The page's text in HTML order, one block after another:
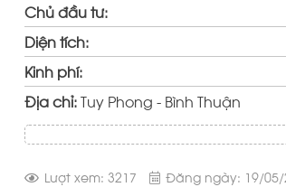
Chủ đầu tư:
Diện tích:
Kinh phí:
Địa chỉ:Tuy Phong - Bình Thuận
Lượt xem: 3217 Đăng ngày: 19/05/